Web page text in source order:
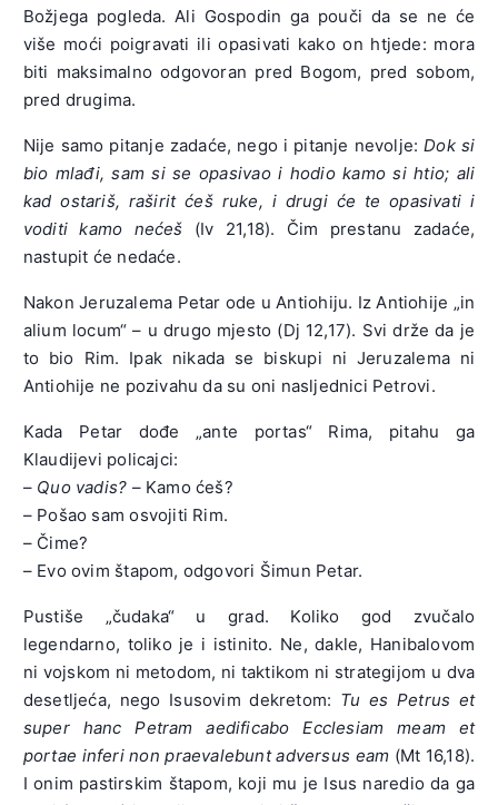
Božjega pogleda. Ali Gospodin ga pouči da se ne će
više moći poigravati ili opasivati kako on htjede: mora
biti maksimalno odgovoran pred Bogom, pred sobom,
pred drugima.
Nije samo pitanje zadaće, nego i pitanje nevolje:Dok si
bio mlađi, sam si se opasivao i hodio kamo si htio; ali
kad ostariš, raširit ćeš ruke, i drugi će te opasivati i
voditi kamo nećeš (Iv 21,18). Čim prestanu zadaće,
nastupit će nedaće.
Nakon Jeruzalema Petar ode u Antiohiju. Iz Antiohije „in
alium locum“ – u drugo mjesto (Dj 12,17). Svi drže da je
to bio Rim. Ipak nikada se biskupi ni Jeruzalema ni
Antiohije ne pozivahu da su oni nasljednici Petrovi.
Kada Petar dođe „ante portas“ Rima, pitahu ga
Klaudijevi policajci:
– Quo vadis? – Kamo ćeš?
– Pošao sam osvojiti Rim.
– Čime?
– Evo ovim štapom, odgovori Šimun Petar.
Pustiše „čudaka“ u grad. Koliko god zvučalo
legendarno, toliko je i istinito. Ne, dakle, Hanibalovom
ni vojskom ni metodom, ni taktikom ni strategijom u dva
desetljeća, nego Isusovim dekretom: Tu es Petrus et
super hanc Petram aedificabo Ecclesiam meam et
portae inferi non praevalebunt adversus eam (Mt 16,18).
I onim pastirskim štapom, koji mu je Isus naredio da ga